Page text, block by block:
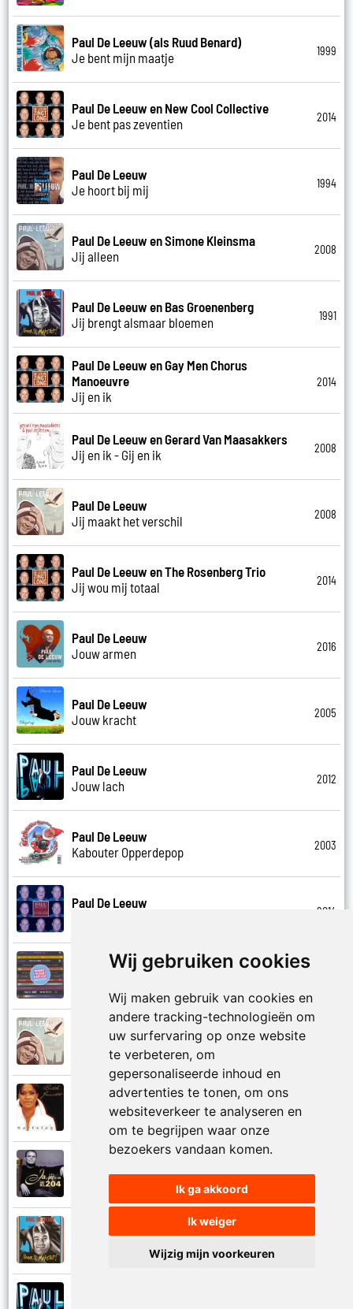
Wij gebruiken cookies
Wij maken gebruik van cookies en
andere tracking-technologieën om
uw surfervaring op onze website
te verbeteren, om
gepersonaliseerde inhoud en
advertenties te tonen, om ons
websiteverkeer te analyseren en
om te begrijpen waar onze
bezoekers vandaan komen.
Ik ga akkoord
Ik weiger
Wijzig mijn voorkeuren
Paul De Leeuw (als Ruud Benard)
Je bent mijn maatje
1999
Paul De Leeuw en New Cool Collective
Je bent pas zeventien
2014
Paul De Leeuw
Je hoort bij mij
1994
Paul De Leeuw en Simone Kleinsma
Jij alleen
2008
Paul De Leeuw en Bas Groenenberg
Jij brengt alsmaar bloemen
1991
Paul De Leeuw en Gay Men Chorus
Manoeuvre
Jij en ik
2014
Paul De Leeuw en Gerard Van Maasakkers
Jij en ik - Gij en ik
2008
Paul De Leeuw
Jij maakt het verschil
2008
Paul De Leeuw en The Rosenberg Trio
Jij wou mij totaal
2014
Paul De Leeuw
Jouw armen
2016
Paul De Leeuw
Jouw kracht
2005
Paul De Leeuw
Jouw lach
2012
Paul De Leeuw
Kabouter Opperdepop
2003
Paul De Leeuw
2014
Paul De Leeuw en Adje
Paul De Leeuw
Kerstmis
Ruth Jacott en Paul De Leeuw
Kijk niet uit
KL 204 (Als ik God was)
Paul De Leeuw